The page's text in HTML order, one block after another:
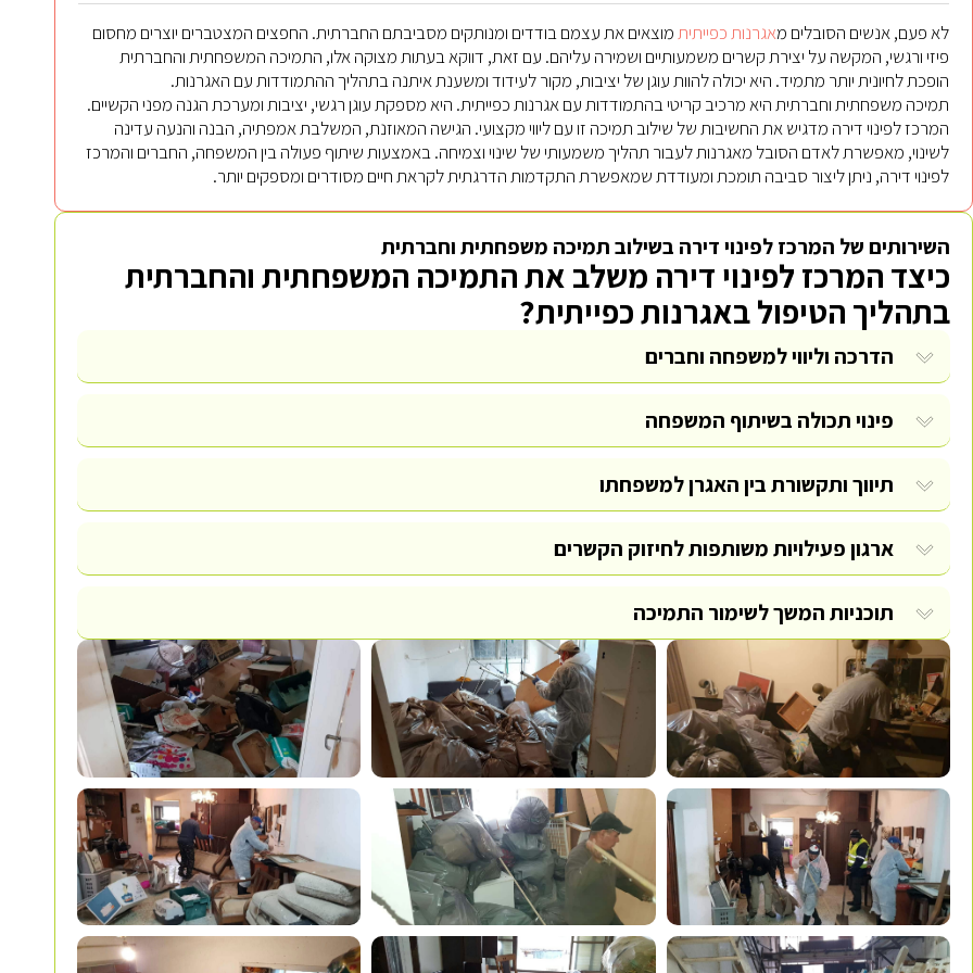
לא פעם, אנשים הסובלים מאגרנות כפייתיתמוצאים את עצמם בודדים ומנותקים מסביבתם החברתית. החפצים המצטברים יוצרים מחסום
פיזי ורגשי, המקשה על יצירת קשרים משמעותיים ושמירה עליהם. עם זאת, דווקא בעתות מצוקה אלו, התמיכה המשפחתית והחברתית
הופכת לחיונית יותר מתמיד. היא יכולה להוות עוגן של יציבות, מקור לעידוד ומשענת איתנה בתהליך ההתמודדות עם האגרנות.
תמיכה משפחתית וחברתית היא מרכיב קריטי בהתמודדות עם אגרנות כפייתית. היא מספקת עוגן רגשי, יציבות ומערכת הגנה מפני הקשיים.
המרכז לפינוי דירה מדגיש את החשיבות של שילוב תמיכה זו עם ליווי מקצועי. הגישה המאוזנת, המשלבת אמפתיה, הבנה והנעה עדינה
לשינוי, מאפשרת לאדם הסובל מאגרנות לעבור תהליך משמעותי של שינוי וצמיחה. באמצעות שיתוף פעולה בין המשפחה, החברים והמרכז
לפינוי דירה, ניתן ליצור סביבה תומכת ומעודדת שמאפשרת התקדמות הדרגתית לקראת חיים מסודרים ומספקים יותר.
השירותים של המרכז לפינוי דירה בשילוב תמיכה משפחתית וחברתית
כיצד המרכז לפינוי דירה משלב את התמיכה המשפחתית והחברתית
בתהליך הטיפול באגרנות כפייתית?
הדרכה וליווי למשפחה וחברים
פינוי תכולה בשיתוף המשפחה
תיווך ותקשורת בין האגרן למשפחתו
ארגון פעילויות משותפות לחיזוק הקשרים
תוכניות המשך לשימור התמיכה